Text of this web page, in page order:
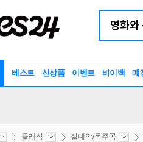
베스트 신상품 이벤트 바이백 매
클래식 실내악/독주곡